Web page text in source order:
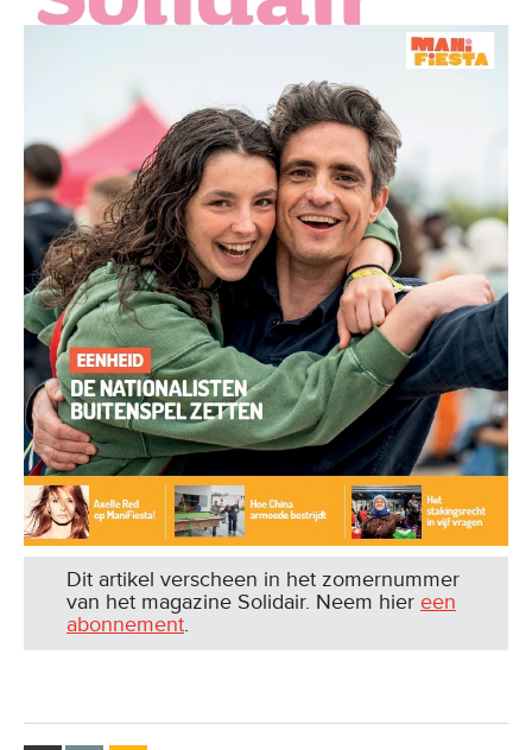
Dit artikel verscheen in het zomernummer
van het magazine Solidair. Neem hier een
abonnement.